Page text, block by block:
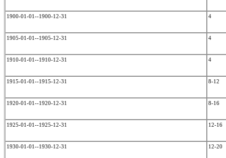
1900-01-01--1900-12-31 4
1905-01-01--1905-12-31 4
1910-01-01--1910-12-31 4
1915-01-01--1915-12-31 8-12
1920-01-01--1920-12-31 8-16
1925-01-01--1925-12-31 12-16
1930-01-01--1930-12-31 12-20